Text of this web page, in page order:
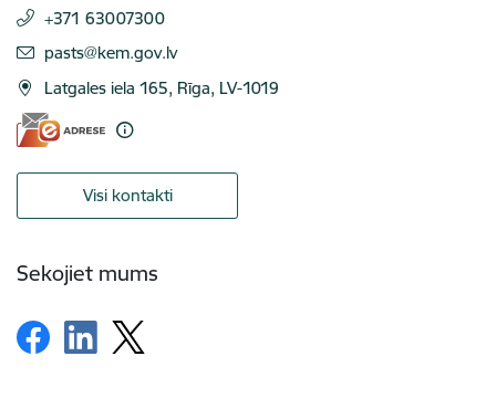
+371 63007300
E-pasts:
pasts@kem.gov.lv
Latgales iela 165, Rīga, LV-1019
Visi kontakti
Sekojiet mums